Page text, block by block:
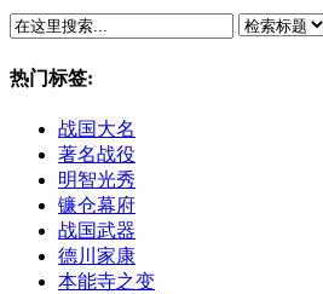
热门标签:
战国大名
著名战役
明智光秀
镰仓幕府
战国武器
德川家康
本能寺之变